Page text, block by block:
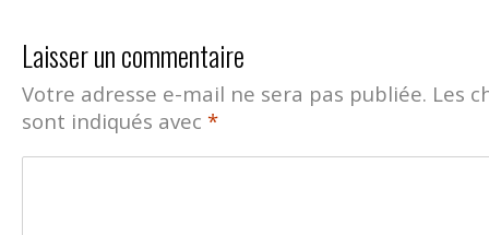
Laisser un commentaire
Votre adresse e-mail ne sera pas publiée. Les
sont indiqués avec *